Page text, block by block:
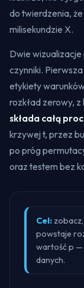
do twierdzenia,
milisekundzie X.
Dwie wizualizacje
czynniki.
etykiety
rozkład zerowy,
składa całą
krzywej t, przez
po próg
oraz testem bez
Cel:
powstaje
wartość p —
danych.